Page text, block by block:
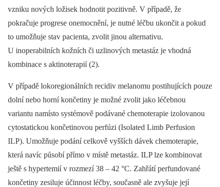
vzniku nových ložisek hodnotit pozitivně. V případě, že
pokračuje progrese onemocnění, je nutné léčbu ukončit a pokud
to umožňuje stav pacienta, zvolit jinou alternativu.
U inoperabilních kožních či uzlinových metastáz je vhodná
kombinace s aktinoterapií (2).
V případě lokoregionálních recidiv melanomu postihujících pouze
dolní nebo horní končetiny je možné zvolit jako léčebnou
variantu namísto systémově podávané chemoterapie izolovanou
cytostatickou končetinovou perfúzi (Isolated Limb Perfusion
ILP). Umožňuje podání celkově vyšších dávek chemoterapie,
která navíc působí přímo v místě metastáz. ILP lze kombinovat
ještě s hypertemií v rozmezí 38 –⁠ 42 °C. Zahřátí perfundované
končetiny zesiluje účinnost léčby, současně ale zvyšuje její